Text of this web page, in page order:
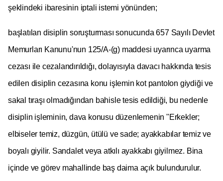
şeklindeki ibaresinin iptali istemi yönünden;
başlatılan disiplin soruşturması sonucunda 657 Sayılı Devlet
Memurları Kanunu'nun 125/A-(g) maddesi uyarınca uyarma
cezası ile cezalandırıldığı, dolayısıyla davacı hakkında tesis
edilen disiplin cezasına konu işlemin kot pantolon giydiği ve
sakal tıraşı olmadığından bahisle tesis edildiği, bu nedenle
disiplin işleminin, dava konusu düzenlemenin "Erkekler;
elbiseler temiz, düzgün, ütülü ve sade; ayakkabılar temiz ve
boyalı giyilir. Sandalet veya atkılı ayakkabı giyilmez. Bina
içinde ve görev mahallinde baş daima açık bulundurulur.